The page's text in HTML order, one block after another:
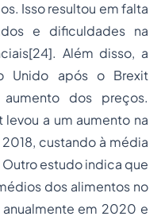
Isso resultou em falta
e dificuldades na
[24]. Além disso, a
Unido após o Brexit
dos preços.
a um aumento na
custando à média
Outro estudo indica que
dos alimentos no
em 2020 e